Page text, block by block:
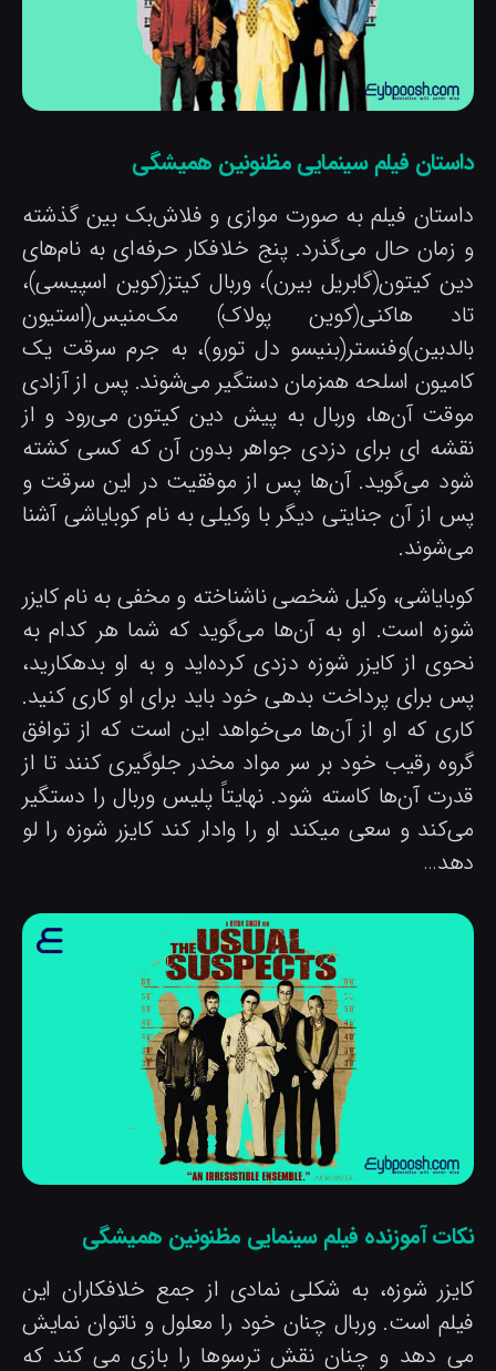
فیلم سینمایی مظنونین همیشگی
فیلم به صورت موازی و فلاش‌بک بین گذشته
زمان حال می‌گذرد. پنج خلافکار حرفه‌ای به نام‌های
کیتون(گابریل بیرن)، وربال کیتز(کوین اسپیسی)،
هاکنی(کوین پولاک) مک‌منیس(استیون
دل تورو)، به جرم سرقت یک
اسلحه همزمان دستگیر می‌شوند. پس از آزادی
آن‌ها، وربال به پیش دین کیتون می‌رود و از
ای برای دزدی جواهر بدون آن که کسی کشته
می‌گوید. آن‌ها پس از موفقیت در این سرقت و
از آن جنایتی دیگر با وکیلی به نام کوبایاشی آشنا
وکیل شخصی ناشناخته و مخفی به نام کایزر
است. او به آن‌ها می‌گوید که شما هر کدام به
از کایزر شوزه دزدی کرده‌اید و به او بدهکارید،
برای پرداخت بدهی خود باید برای او کاری کنید.
که او از آن‌ها می‌خواهد این است که از توافق
رقیب خود بر سر مواد مخدر جلوگیری کنند تا از
آن‌ها کاسته شود. نهایتاً پلیس وربال را دستگیر
و سعی میکند او را وادار کند کایزر شوزه را لو
آموزنده فیلم سینمایی مظنونین همیشگی
شوزه، به شکلی نمادی از جمع خلافکاران این
است. وربال چنان خود را معلول و ناتوان نمایش
دهد و چنان نقش ترسوها را بازی می کند که